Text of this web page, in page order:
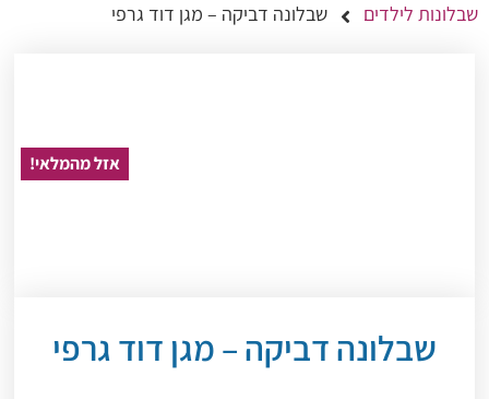
שבלונות לילדים
שבלונה דביקה – מגן דוד גרפי
אזל מהמלאי!
שבלונה דביקה – מגן דוד גרפי